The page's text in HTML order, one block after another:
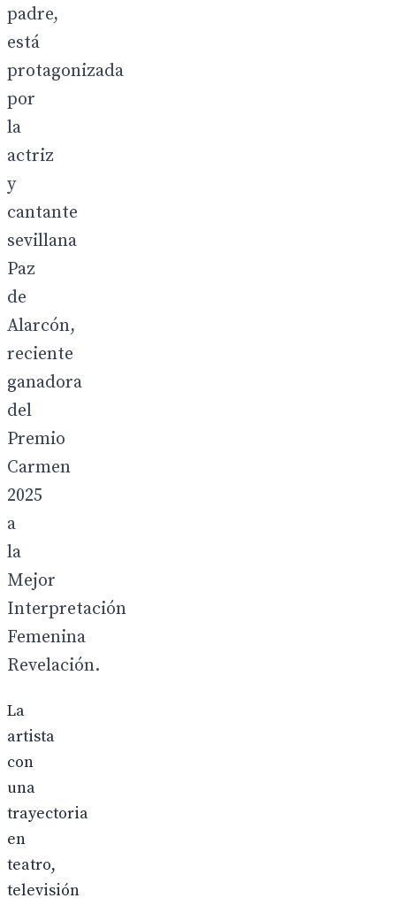
padre,
está
protagonizada
por
la
actriz
y
cantante
sevillana
Paz
de
Alarcón,
reciente
ganadora
del
Premio
Carmen
2025
a
la
Mejor
Interpretación
Femenina
Revelación.
La
artista
con
una
trayectoria
en
teatro,
televisión